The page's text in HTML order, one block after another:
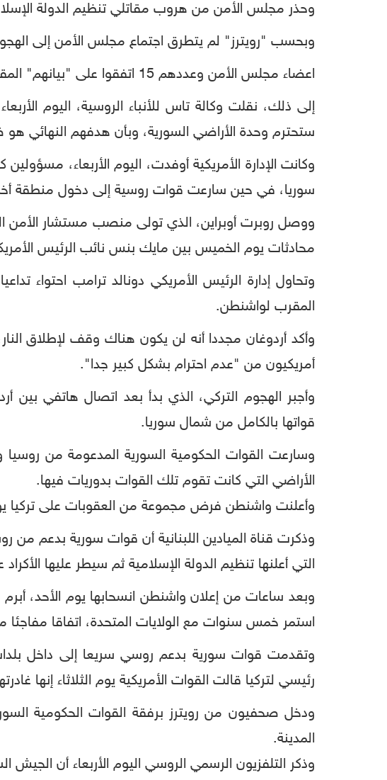
وحذر مجلس الأمن من هروب مقاتلي تنظيم الدولة
وبحسب "رويترز" لم يتطرق اجتماع مجلس الأمن إلى
اعضاء مجلس الأمن وعددهم 15 اتفقوا على "بيانهم" المقتضب، بعد الاجتماع للمرة الثانية خلف الأبواب المغلقة منذ بداية العملية التركية في سوريا.
إلى ذلك، نقلت وكالة تاس للأنباء الروسية، اليوم
ستحترم وحدة الأراضي السورية، وبأن هدفهم النهائي
وكانت الإدارة الأمريكية أوفدت، اليوم الأربعاء،
سوريا، في حين سارعت قوات روسية إلى دخول منطقة
ووصل روبرت أوبراين، الذي تولى منصب مستشار الأمن
محادثات يوم الخميس بين مايك بنس نائب الرئيس
وتحاول إدارة الرئيس الأمريكي دونالد ترامب احتواء
المقرب لواشنطن.
وأكد أردوغان مجددا أنه لن يكون هناك وقف لإطلاق
أمريكيون من "عدم احترام بشكل كبير جدا".
وأجبر الهجوم التركي، الذي بدأ بعد اتصال هاتفي
قواتها بالكامل من شمال سوريا.
وسارعت القوات الحكومية السورية المدعومة من روسيا
الأراضي التي كانت تقوم تلك القوات بدوريات فيها.
وأعلنت واشنطن فرض مجموعة من العقوبات على تركيا
وذكرت قناة الميادين اللبنانية أن قوات سورية بدعم
التي أعلنها تنظيم الدولة الإسلامية ثم سيطر عليها الأكراد عام 2017 في ذروة حملتهم على المدينة بدعم من الولايات
وبعد ساعات من إعلان واشنطن انسحابها يوم الأحد،
استمر خمس سنوات مع الولايات المتحدة، اتفاقا
وتقدمت قوات سورية بدعم روسي سريعا إلى داخل
رئيسي لتركيا قالت القوات الأمريكية يوم الثلاثاء إنها
ودخل صحفيون من رويترز برفقة القوات الحكومية
المدينة.
وذكر التلفزيون الرسمي الروسي اليوم الأربعاء أن